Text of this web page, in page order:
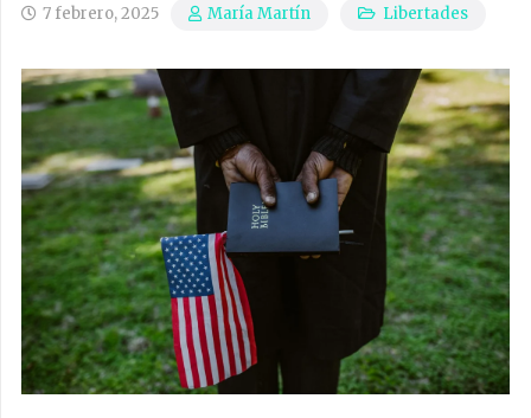
7 febrero, 2025 María Martín Libertades